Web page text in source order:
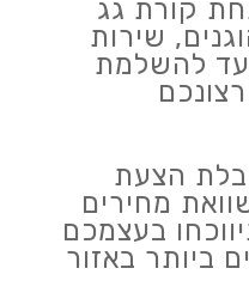
קורת גג
שירות
עד להשלמת
הצעת
מחירים
בעצמכם
ביותר באזור